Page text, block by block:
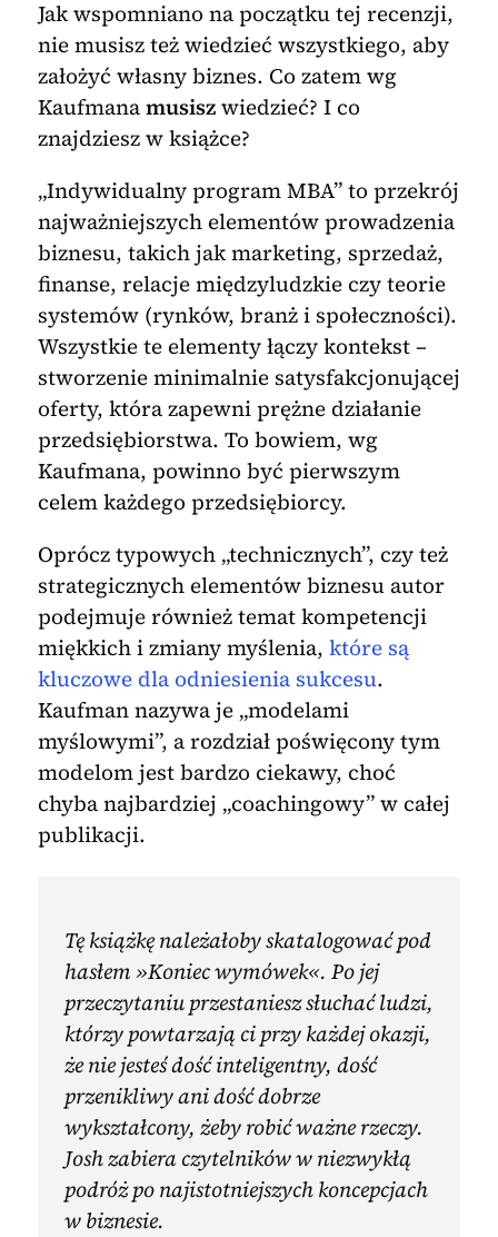
Jak wspomniano na początku tej recenzji,
nie musisz też wiedzieć wszystkiego, aby
założyć własny biznes. Co zatem wg
Kaufmanamusiszwiedzieć? I co
znajdziesz w książce?
„Indywidualny program MBA” to przekrój
najważniejszych elementów prowadzenia
biznesu, takich jak marketing, sprzedaż,
finanse, relacje międzyludzkie czy teorie
systemów (rynków, branż i społeczności).
Wszystkie te elementy łączy kontekst –
stworzenie minimalnie satysfakcjonującej
oferty, która zapewni prężne działanie
przedsiębiorstwa. To bowiem, wg
Kaufmana, powinno być pierwszym
celem każdego przedsiębiorcy.
Oprócz typowych „technicznych”, czy też
strategicznych elementów biznesu autor
podejmuje również temat kompetencji
miękkich i zmiany myślenia, które są
kluczowe dla odniesienia sukcesu.
Kaufman nazywa je „modelami
myślowymi”, a rozdział poświęcony tym
modelom jest bardzo ciekawy, choć
chyba najbardziej „coachingowy” w całej
publikacji.
Tę książkę należałoby skatalogować pod
hasłem »Koniec wymówek«. Po jej
przeczytaniu przestaniesz słuchać ludzi,
którzy powtarzają ci przy każdej okazji,
że nie jesteś dość inteligentny, dość
przenikliwy ani dość dobrze
wykształcony, żeby robić ważne rzeczy.
Josh zabiera czytelników w niezwykłą
podróż po najistotniejszych koncepcjach
w biznesie.